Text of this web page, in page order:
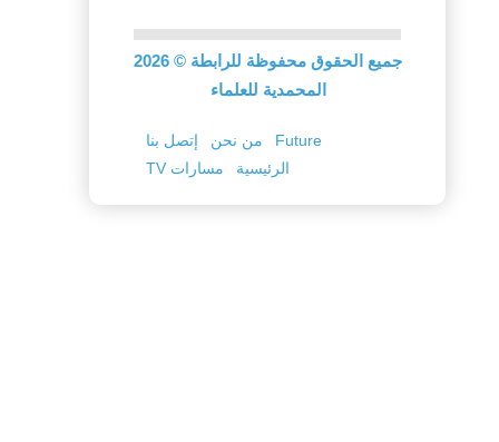
2026 © جميع الحقوق محفوظة للرابطة
المحمدية للعلماء
إتصل بنا من نحن
Future
TV مسارات
الرئيسية